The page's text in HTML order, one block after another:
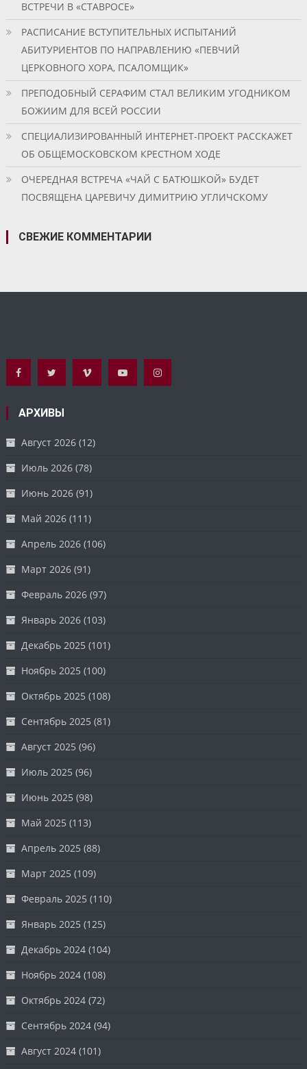
ВСТРЕЧИ В «СТАВРОСЕ»
РАСПИСАНИЕ ВСТУПИТЕЛЬНЫХ ИСПЫТАНИЙ
АБИТУРИЕНТОВ ПО НАПРАВЛЕНИЮ «ПЕВЧИЙ
ЦЕРКОВНОГО ХОРА, ПСАЛОМЩИК»
ПРЕПОДОБНЫЙ СЕРАФИМ СТАЛ ВЕЛИКИМ УГОДНИКОМ
БОЖИИМ ДЛЯ ВСЕЙ РОССИИ
СПЕЦИАЛИЗИРОВАННЫЙ ИНТЕРНЕТ-ПРОЕКТ РАССКАЖЕТ
ОБ ОБЩЕМОСКОВСКОМ КРЕСТНОМ ХОДЕ
ОЧЕРЕДНАЯ ВСТРЕЧА «ЧАЙ С БАТЮШКОЙ» БУДЕТ
ПОСВЯЩЕНА ЦАРЕВИЧУ ДИМИТРИЮ УГЛИЧСКОМУ
СВЕЖИЕ КОММЕНТАРИИ
АРХИВЫ
Август 2026 (12)
Июль 2026 (78)
Июнь 2026 (91)
Май 2026 (111)
Апрель 2026 (106)
Март 2026 (91)
Февраль 2026 (97)
Январь 2026 (103)
Декабрь 2025 (101)
Ноябрь 2025 (100)
Октябрь 2025 (108)
Сентябрь 2025 (81)
Август 2025 (96)
Июль 2025 (96)
Июнь 2025 (98)
Май 2025 (113)
Апрель 2025 (88)
Март 2025 (109)
Февраль 2025 (110)
Январь 2025 (125)
Декабрь 2024 (104)
Ноябрь 2024 (108)
Октябрь 2024 (72)
Сентябрь 2024 (94)
Август 2024 (101)